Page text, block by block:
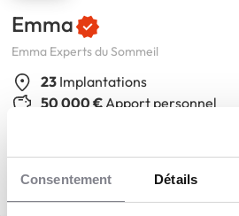
Consentement Détails
Emma
Emma Experts du Sommeil
23 Implantations
50 000 € Apport personnel